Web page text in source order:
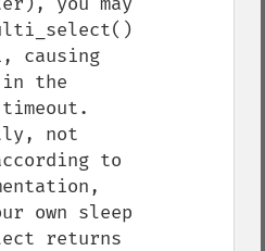
causing
in the
not
to
own sleep
returns